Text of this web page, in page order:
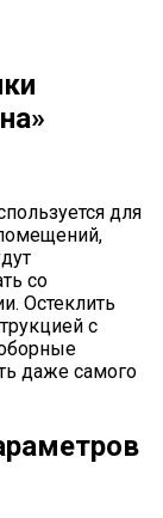
для
со
Остеклить
с
даже самого